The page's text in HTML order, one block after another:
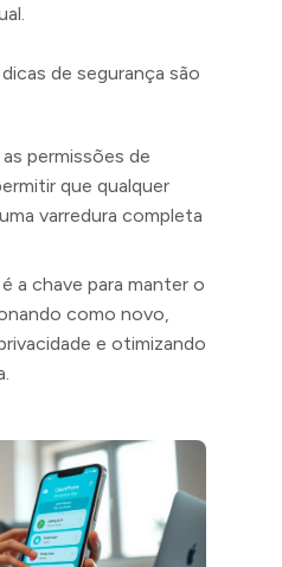
de segurança são
permissões de
que qualquer
varredura completa
a chave para manter o
como novo,
e otimizando